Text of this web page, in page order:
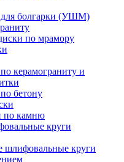
болгарки (УШМ)
по мрамору
керамограниту и
бетону
по камню
круги
шлифовальные круги